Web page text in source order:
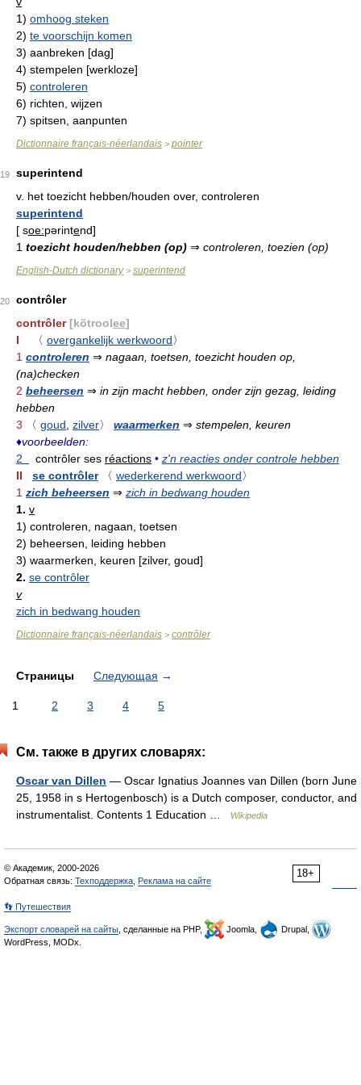
1) omhoog steken
2) te voorschijn komen
3) aanbreken [dag]
4) stempelen [werkloze]
5) controleren
6) richten, wijzen
7) spitsen, aanpunten
Dictionnaire français-néerlandais > pointer
19
superintend
v. het toezicht hebben/houden over, controleren
superintend
[ soe:pərintend]
1 toezicht houden/hebben (op) ⇒ controleren, toezien (op)
English-Dutch dictionary> superintend
20
contrôler
contrôler [kõtroolee]
I
〈 overgankelijk werkwoord〉
1 controleren ⇒ nagaan, toetsen, toezicht houden op,
(na)checken
2 beheersen ⇒ in zijn macht hebben, onder zijn gezag, leiding
hebben
3
〈 goud zilver〉 waarmerken ⇒ stempelen, keuren
♦voorbeelden:
2
contrôler ses réactions • z'n reacties onder controle hebben
II
se contrôler 〈 wederkerend werkwoord〉
1 zich beheersen ⇒ zich in bedwang houden
1. v
1) controleren, nagaan, toetsen
2) beheersen, leiding hebben
3) waarmerken, keuren [zilver, goud]
2. se contrôler
v
zich in bedwang houden
Dictionnaire français-néerlandais > contrôler
Страницы Следующая →
1 2 3 4 5
См. также в других словарях:
Oscar van Dillen — Oscar Ignatius Joannes van Dillen (born June
25, 1958 in s Hertogenbosch) is a Dutch composer, conductor, and
instrumentalist. Contents 1 Education …
Wikipedia
18+
© Академик, 2000-2026
Обратная связь: Техподдержка Реклама на сайте
👣 Путешествия
Экспорт словарей на сайты , сделанные на PHP, Joomla,
Drupal,
WordPress, MODx.